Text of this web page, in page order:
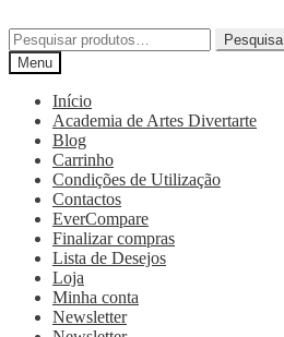
Pesquisa
Menu
Início
Academia de Artes Divertarte
Blog
Carrinho
Condições de Utilização
Contactos
EverCompare
Finalizar compras
Lista de Desejos
Loja
Minha conta
Newsletter